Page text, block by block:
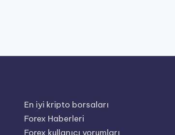
En iyi kripto borsaları
Forex Haberleri
Forex kullanıcı yorumları